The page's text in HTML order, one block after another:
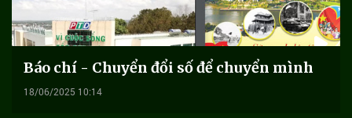
Báo chí - Chuyển đổi số để chuyển mình
18/06/2025 10:14